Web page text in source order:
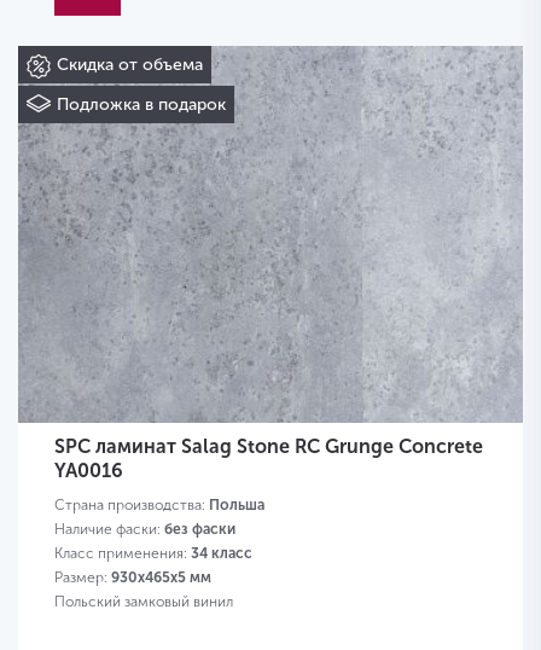
Скидка от объема
Подложка в подарок
SPC ламинат Salag Stone RC Grunge Concrete
YA0016
Страна производства: Польша
Наличие фаски: без фаски
Класс применения: 34 класс
Размер: 930х465х5 мм
Польский замковый винил